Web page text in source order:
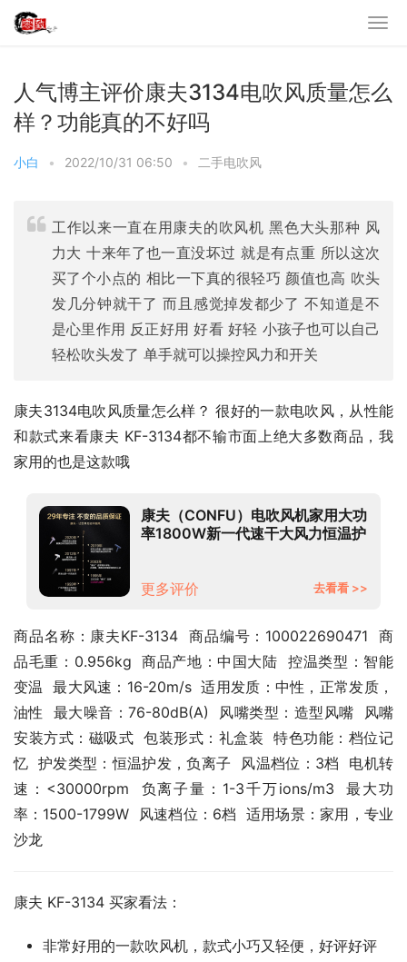
人气博主评价康夫3134电吹风质量怎么
样？功能真的不好吗
小白 • 2022/10/31 06:50 • 二手电吹风
工作以来一直在用康夫的吹风机 黑色大头那种 风
力大 十来年了也一直没坏过 就是有点重 所以这次
买了个小点的 相比一下真的很轻巧 颜值也高 吹头
发几分钟就干了 而且感觉掉发都少了 不知道是不
是心里作用 反正好用 好看 好轻 小孩子也可以自己
轻松吹头发了 单手就可以操控风力和开关
康夫3134电吹风质量怎么样？ 很好的一款电吹风，从性能
和款式来看康夫 KF-3134都不输市面上绝大多数商品，我
家用的也是这款哦
康夫（CONFU）电吹风机家用大功
率1800W新一代速干大风力恒温护
更多评价
去看看 >>
商品名称：康夫KF-3134  商品编号：100022690471  商
品毛重：0.956kg  商品产地：中国大陆  控温类型：智能
变温  最大风速：16-20m/s  适用发质：中性，正常发质，
油性  最大噪音：76-80dB(A)  风嘴类型：造型风嘴  风嘴
安装方式：磁吸式  包装形式：礼盒装  特色功能：档位记
忆  护发类型：恒温护发，负离子  风温档位：3档  电机转
速：<30000rpm  负离子量：1-3千万ions/m3  最大功
率：1500-1799W  风速档位：6档  适用场景：家用，专业
沙龙
康夫 KF-3134 买家看法：
非常好用的一款吹风机，款式小巧又轻便，好评好评